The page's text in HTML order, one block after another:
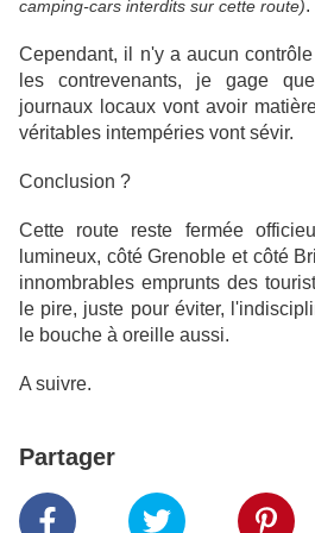
camping-cars interdits sur cette route).
Cependant, il n'y a aucun
les contrevenants, je gage
journaux locaux vont avoir
véritables intempéries vont sévir.
Conclusion ?
Cette route reste fermée
lumineux, côté Grenoble et côté
innombrables emprunts des
le pire, juste pour éviter,
le bouche à oreille aussi.
A suivre.
Partager